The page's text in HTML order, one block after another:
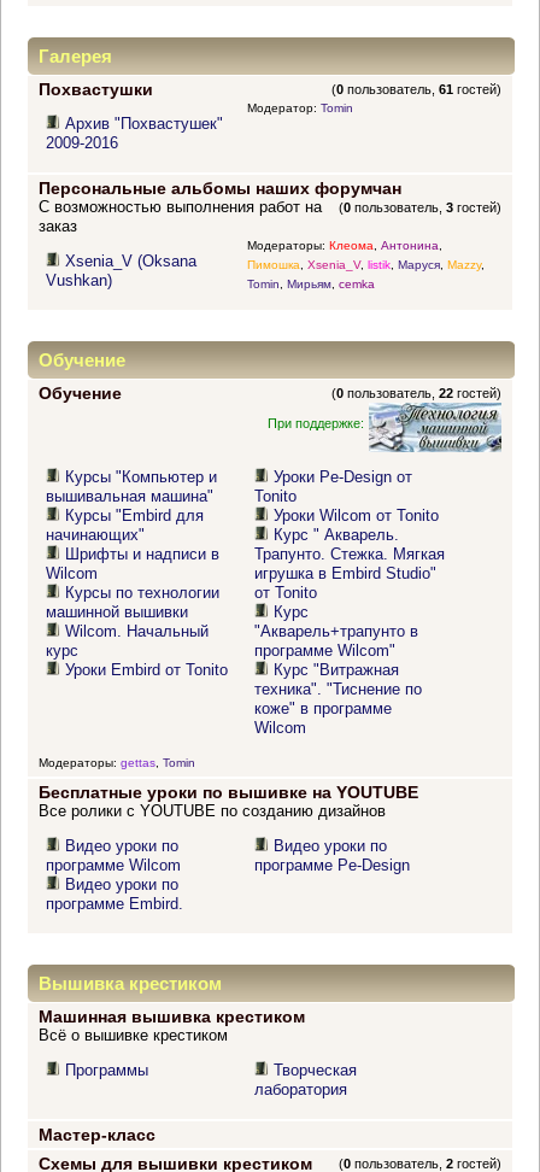
Галерея
Похвастушки (0 пользователь,61 гостей)
Архив "Похвастушек"
2009-2016
Модератор: Tomin
Персональные альбомы наших форумчан
(0 пользователь,3 гостей)
С возможностью выполнения работ на
заказ
Xsenia_V (Oksana
Vushkan)
Модераторы: Клеома, Антонина,
Пимошка, Xsenia_V, listik, Маруся, Mazzy,
Tomin, Мирьям, cemka
Обучение
Обучение (0 пользователь,22 гостей)
При поддержке:
Курсы "Компьютер и
вышивальная машина"
Курсы "Embird для
начинающих"
Шрифты и надписи в
Wilcom
Курсы по технологии
машинной вышивки
Wilcom. Начальный
курс
Уроки Embird от Tonito
Уроки Pe-Design от
Tonito
Уроки Wilcom от Tonito
Курс " Акварель.
Трапунто. Стежка. Мягкая
игрушка в Embird Studio"
от Tonito
Курс
"Акварель+трапунто в
программе Wilcom"
Курс "Витражная
техника". "Тиснение по
коже" в программе
Wilcom
Модераторы: gettas, Tomin
Бесплатные уроки по вышивке на YOUTUBE
Все ролики с YOUTUBE по созданию дизайнов
Видео уроки по
программе Wilcom
Видео уроки по
программе Embird.
Видео уроки по
программе Pe-Design
Вышивка крестиком
Машинная вышивка крестиком
Всё о вышивке крестиком
Программы
Творческая
лаборатория
Мастер-класс
Схемы для вышивки крестиком
(0 пользователь,2 гостей)